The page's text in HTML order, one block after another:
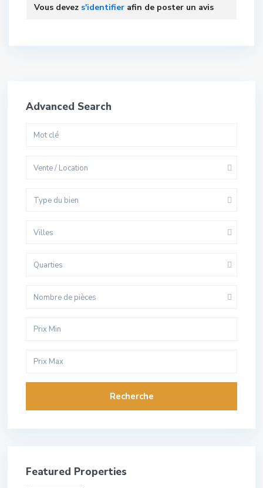
Vous devez s'identifier afin de poster un avis
Advanced Search
Vente / Location
Type du bien
Villes
Quarties
Nombre de pièces
Recherche
Featured Properties